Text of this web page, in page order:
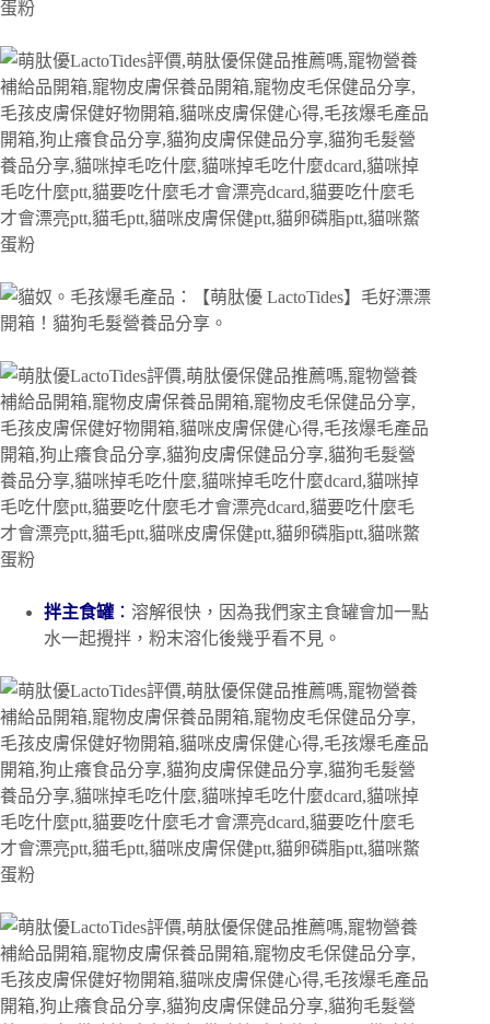
拌主食罐： 溶解很快，因為我們家主食罐會加一點
水一起攪拌，粉末溶化後幾乎看不見。